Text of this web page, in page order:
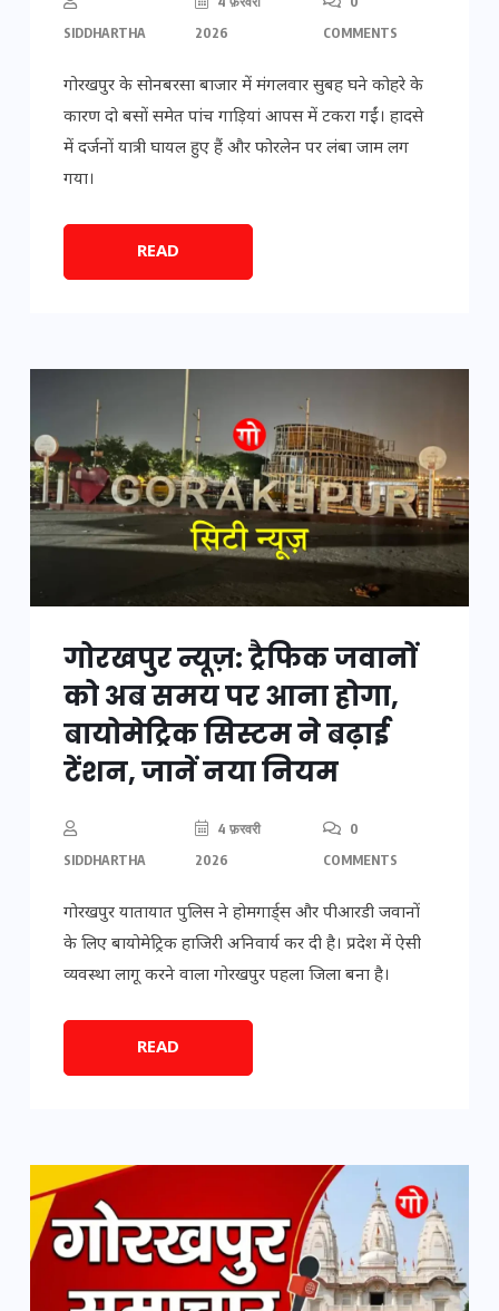
SIDDHARTHA
2026
COMMENTS
गोरखपुर के सोनबरसा बाजार में मंगलवार सुबह घने कोहरे के
कारण दो बसों समेत पांच गाड़ियां आपस में टकरा गईं। हादसे
में दर्जनों यात्री घायल हुए हैं और फोरलेन पर लंबा जाम लग
गया।
READ
गोरखपुर न्यूज़: ट्रैफिक जवानों
को अब समय पर आना होगा,
बायोमेट्रिक सिस्टम ने बढ़ाई
टेंशन, जानें नया नियम
SIDDHARTHA
4 फ़रवरी
2026
0
COMMENTS
गोरखपुर यातायात पुलिस ने होमगार्ड्स और पीआरडी जवानों
के लिए बायोमेट्रिक हाजिरी अनिवार्य कर दी है। प्रदेश में ऐसी
व्यवस्था लागू करने वाला गोरखपुर पहला जिला बना है।
READ